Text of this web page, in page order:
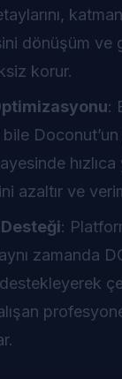
dönüşüm ve
korur.
:
azaltır ve
:
zamanda
destekleyerek